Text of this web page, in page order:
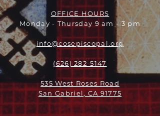
OFFICE HOURS
Monday - Thursday 9 am - 3 pm
info@cosepiscopal.org
(626) 282-5147
535 West Roses Road
San Gabriel, CA 91775